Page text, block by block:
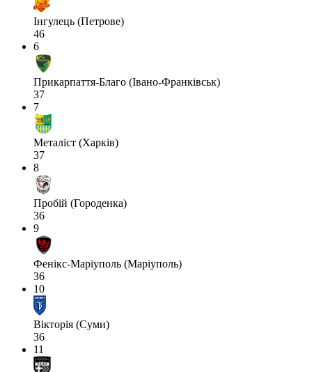
Інгулець (Петрове)
46
6
Прикарпаття-Благо (Івано-Франківськ)
37
7
Металіст (Харків)
37
8
Пробій (Городенка)
36
9
Фенікс-Маріуполь (Маріуполь)
36
10
Вікторія (Суми)
36
11